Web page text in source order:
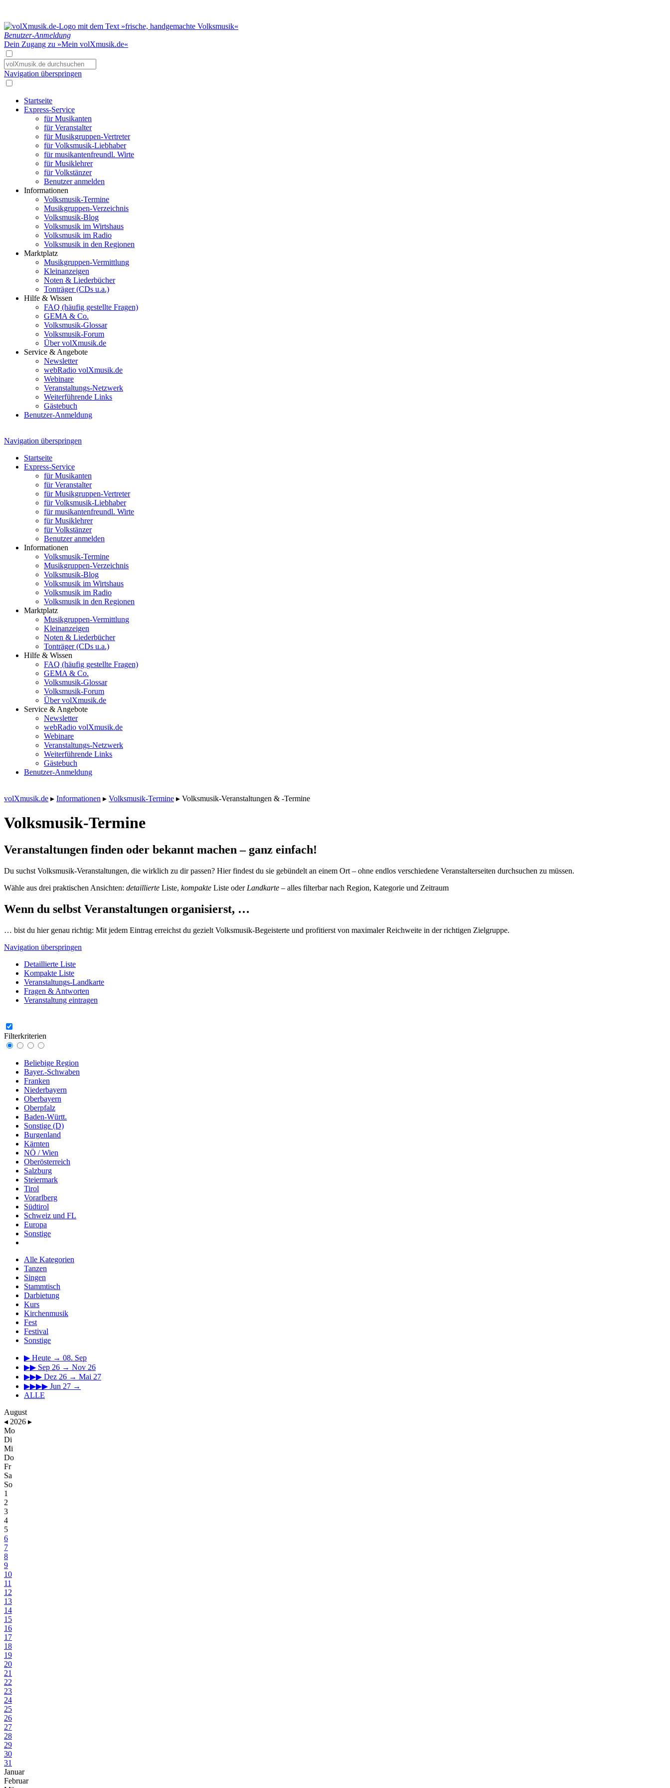
Benutzer-Anmeldung
Dein Zugang zu »Mein volXmusik.de«
Navigation überspringen
Startseite
Express-Service
für Musikanten
für Veranstalter
für Musikgruppen-Vertreter
für Volksmusik-Liebhaber
für musikantenfreundl. Wirte
für Musiklehrer
für Volkstänzer
Benutzer anmelden
Informationen
Volksmusik-Termine
Musikgruppen-Verzeichnis
Volksmusik-Blog
Volksmusik im Wirtshaus
Volksmusik im Radio
Volksmusik in den Regionen
Marktplatz
Musikgruppen-Vermittlung
Kleinanzeigen
Noten & Liederbücher
Tonträger (CDs u.a.)
Hilfe & Wissen
FAQ (häufig gestellte Fragen)
GEMA & Co.
Volksmusik-Glossar
Volksmusik-Forum
Über volXmusik.de
Service & Angebote
Newsletter
webRadio volXmusik.de
Webinare
Veranstaltungs-Netzwerk
Weiterführende Links
Gästebuch
Benutzer-Anmeldung
Navigation überspringen
Startseite
Express-Service
für Musikanten
für Veranstalter
für Musikgruppen-Vertreter
für Volksmusik-Liebhaber
für musikantenfreundl. Wirte
für Musiklehrer
für Volkstänzer
Benutzer anmelden
Informationen
Volksmusik-Termine
Musikgruppen-Verzeichnis
Volksmusik-Blog
Volksmusik im Wirtshaus
Volksmusik im Radio
Volksmusik in den Regionen
Marktplatz
Musikgruppen-Vermittlung
Kleinanzeigen
Noten & Liederbücher
Tonträger (CDs u.a.)
Hilfe & Wissen
FAQ (häufig gestellte Fragen)
GEMA & Co.
Volksmusik-Glossar
Volksmusik-Forum
Über volXmusik.de
Service & Angebote
Newsletter
webRadio volXmusik.de
Webinare
Veranstaltungs-Netzwerk
Weiterführende Links
Gästebuch
Benutzer-Anmeldung
volXmusik.de ▸ Informationen ▸ Volksmusik-Termine ▸ Volksmusik-Veranstaltungen & -Termine
Volksmusik-Termine
Veranstaltungen finden oder bekannt machen – ganz einfach!
Du suchst Volksmusik-Veranstaltungen, die wirklich zu dir passen? Hier findest du sie gebündelt an einem Ort – ohne endlos verschiedene Veranstalterseiten durchsuchen zu müssen.
Wähle aus drei praktischen Ansichten: detaillierte Liste, kompakte Liste oder Landkarte – alles filterbar nach Region, Kategorie und Zeitraum
Wenn du selbst Veranstaltungen organisierst, …
… bist du hier genau richtig: Mit jedem Eintrag erreichst du gezielt Volksmusik-Begeisterte und profitierst von maximaler Reichweite in der richtigen Zielgruppe.
Navigation überspringen
Detaillierte Liste
Kompakte Liste
Veranstaltungs-Landkarte
Fragen & Antworten
Veranstaltung eintragen
Filterkriterien
Beliebige Region
Bayer.-Schwaben
Franken
Niederbayern
Oberbayern
Oberpfalz
Baden-Württ.
Sonstige (D)
Burgenland
Kärnten
NÖ / Wien
Oberösterreich
Salzburg
Steiermark
Tirol
Vorarlberg
Südtirol
Schweiz und FL
Europa
Sonstige
Alle Kategorien
Tanzen
Singen
Stammtisch
Darbietung
Kurs
Kirchenmusik
Fest
Festival
Sonstige
▶ Heute → 08. Sep
▶▶ Sep 26 → Nov 26
▶▶▶ Dez 26 → Mai 27
▶▶▶▶ Jun 27 →
ALLE
August
◂ 2026 ▸
Mo
Di
Mi
Do
Fr
Sa
So
1
2
3
4
5
6
7
8
9
10
11
12
13
14
15
16
17
18
19
20
21
22
23
24
25
26
27
28
29
30
31
Januar
Februar